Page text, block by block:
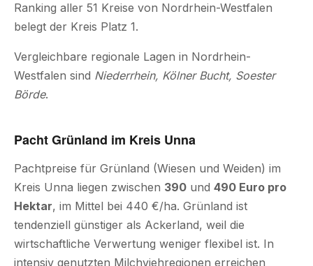
Ranking aller 51 Kreise von Nordrhein-Westfalen
belegt der Kreis Platz 1.
Vergleichbare regionale Lagen in Nordrhein-
Westfalen sind Niederrhein, Kölner Bucht, Soester
Börde.
Pacht Grünland im Kreis Unna
Pachtpreise für Grünland (Wiesen und Weiden) im
Kreis Unna liegen zwischen 390 und 490 Euro pro
Hektar, im Mittel bei 440 €/ha. Grünland ist
tendenziell günstiger als Ackerland, weil die
wirtschaftliche Verwertung weniger flexibel ist. In
intensiv genutzten Milchviehregionen erreichen